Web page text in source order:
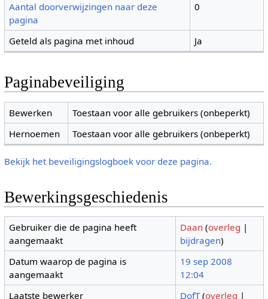
Aantal doorverwijzingen naar deze
pagina
0
Geteld als pagina met inhoud Ja
Paginabeveiliging
Bewerken
Toestaan voor alle gebruikers (onbeperkt)
Hernoemen
Toestaan voor alle gebruikers (onbeperkt)
Bekijk het beveiligingslogboek voor deze pagina.
Bewerkingsgeschiedenis
Gebruiker die de pagina heeft
aangemaakt
Daan (overleg |
bijdragen)
Datum waarop de pagina is
aangemaakt
19 sep 2008
12:04
Laatste bewerker
DofT (overleg |